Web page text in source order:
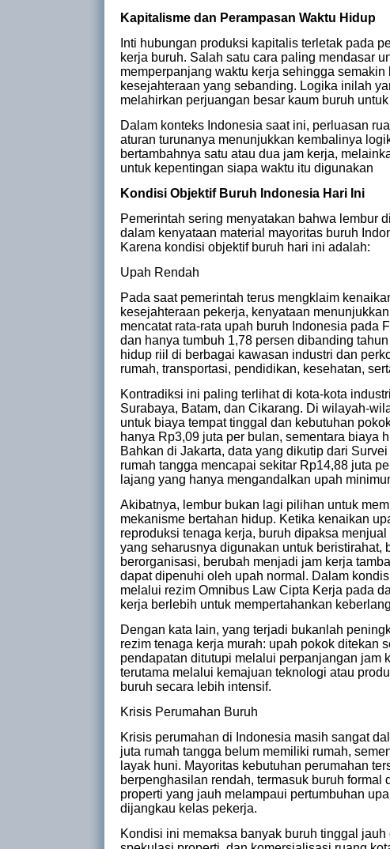
Kapitalisme dan Perampasan Waktu Hidup
Inti hubungan produksi kapitalis terletak pada
kerja buruh. Salah satu cara paling mendasar
memperpanjang waktu kerja sehingga
kesejahteraan yang sebanding. Logika inilah
melahirkan perjuangan besar kaum buruh
Dalam konteks Indonesia saat ini, perluasan
aturan turunanya menunjukkan kembalinya
bertambahnya satu atau dua jam kerja,
untuk kepentingan siapa waktu itu digunakan
Kondisi Objektif Buruh Indonesia Hari Ini
Pemerintah sering menyatakan bahwa lembur
dalam kenyataan material mayoritas buruh
Karena kondisi objektif buruh hari ini adalah:
Upah Rendah
Pada saat pemerintah terus mengklaim
kesejahteraan pekerja, kenyataan
mencatat rata-rata upah buruh Indonesia pada
dan hanya tumbuh 1,78 persen dibanding
hidup riil di berbagai kawasan industri dan
rumah, transportasi, pendidikan, kesehatan,
Kontradiksi ini paling terlihat di kota-kota
Surabaya, Batam, dan Cikarang. Di wilayah-
untuk biaya tempat tinggal dan kebutuhan
hanya Rp3,09 juta per bulan, sementara biaya
Bahkan di Jakarta, data yang dikutip dari
rumah tangga mencapai sekitar Rp14,88 juta
lajang yang hanya mengandalkan upah
Akibatnya, lembur bukan lagi pilihan untuk
mekanisme bertahan hidup. Ketika kenaikan
reproduksi tenaga kerja, buruh dipaksa
yang seharusnya digunakan untuk beristirahat,
berorganisasi, berubah menjadi jam kerja
dapat dipenuhi oleh upah normal. Dalam
melalui rezim Omnibus Law Cipta Kerja pada
kerja berlebih untuk mempertahankan
Dengan kata lain, yang terjadi bukanlah
rezim tenaga kerja murah: upah pokok ditekan
pendapatan ditutupi melalui perpanjangan jam
terutama melalui kemajuan teknologi atau
buruh secara lebih intensif.
Krisis Perumahan Buruh
Krisis perumahan di Indonesia masih sangat
juta rumah tangga belum memiliki rumah,
layak huni. Mayoritas kebutuhan perumahan
berpenghasilan rendah, termasuk buruh
properti yang jauh melampaui pertumbuhan
dijangkau kelas pekerja.
Kondisi ini memaksa banyak buruh tinggal